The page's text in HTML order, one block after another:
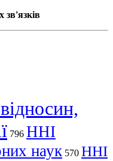
зв'язків
796 ННІ
наук 570 ННІ